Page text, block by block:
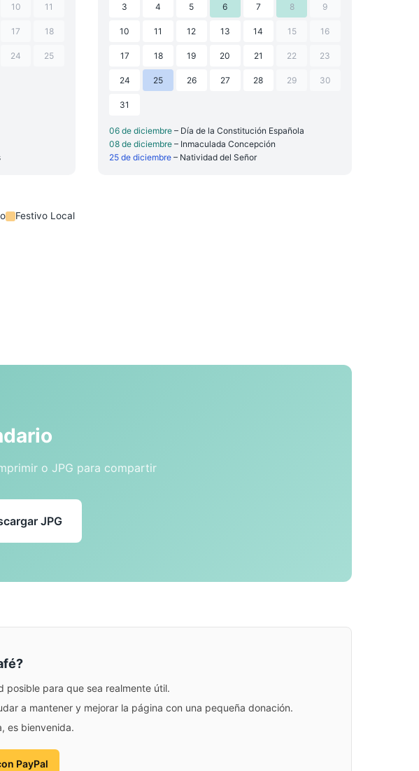
10 11
17 18
24 25
3 4 5 6 7 8 9
10 11 12 13 14 15 16
17 18 19 20 21 22 23
24 25 26 27 28 29 30
31
06 de diciembre– Día de la Constitución Española
08 de diciembre– Inmaculada Concepción
25 de diciembre– Natividad del Señor
Festivo Local
o JPG para compartir
JPG
para que sea realmente útil.
a mantener y mejorar la página con una pequeña donación.
es bienvenida.
PayPal